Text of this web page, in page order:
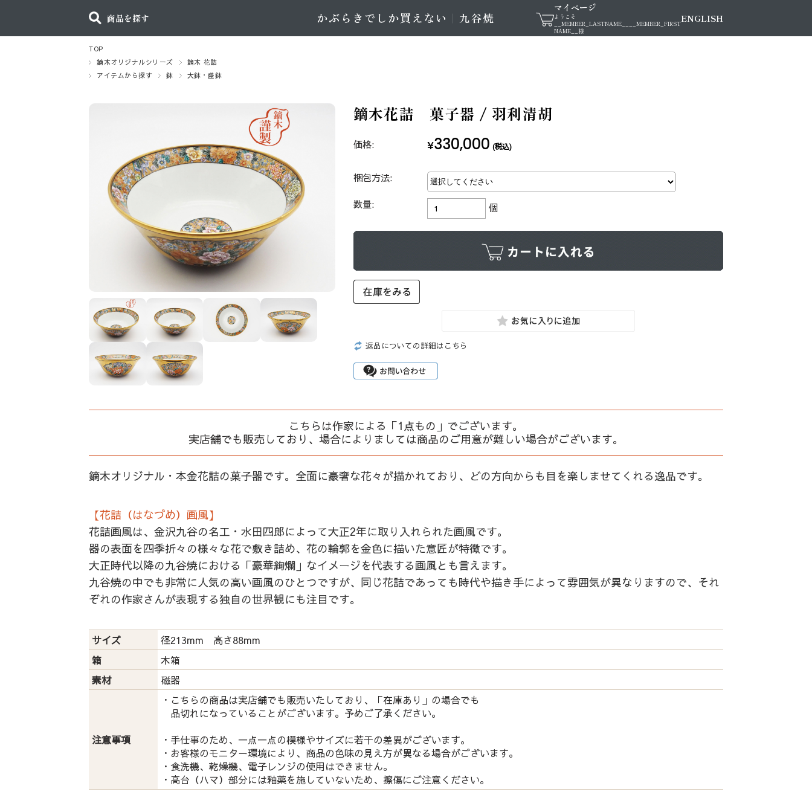
商品を探す
マイページ
ようこそ
__MEMBER_LASTNAME__
__MEMBER_FIRST
NAME__ 様
ENGLISH
TOP
鏑木オリジナルシリーズ
鏑木 花詰
アイテムから探す
鉢 大鉢・盛鉢
鏑木花詰 菓子器 / 羽利清胡
価格: ¥330,000 (税込)
梱包方法:
数量: 個
返品についての詳細はこちら
こちらは作家による「1点もの」でございます。
実店舗でも販売しており、場合によりましては商品のご用意が難しい場合がございます。
鏑木オリジナル・本金花詰の菓子器です。全面に豪奢な花々が描かれており、どの方向からも目を楽しませてくれる逸品です。
【花詰（はなづめ）画風】
花詰画風は、金沢九谷の名工・水田四郎によって大正2年に取り入れられた画風です。
器の表面を四季折々の様々な花で敷き詰め、花の輪郭を金色に描いた意匠が特徴です。
大正時代以降の九谷焼における「豪華絢爛」なイメージを代表する画風とも言えます。
九谷焼の中でも非常に人気の高い画風のひとつですが、同じ花詰であっても時代や描き手によって雰囲気が異なりますので、それ
ぞれの作家さんが表現する独自の世界観にも注目です。
サイズ
径213mm 高さ88mm
箱
木箱
素材
磁器
注意事項
・こちらの商品は実店舗でも販売いたしており、「在庫あり」の場合でも
品切れになっていることがございます。予めご了承ください。
・手仕事のため、一点一点の模様やサイズに若干の差異がございます。
・お客様のモニター環境により、商品の色味の見え方が異なる場合がございます。
・食洗機、乾燥機、電子レンジの使用はできません。
・高台（ハマ）部分には釉薬を施していないため、擦傷にご注意ください。